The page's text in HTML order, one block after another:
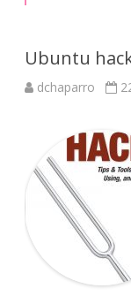
Ubuntu
dchaparro